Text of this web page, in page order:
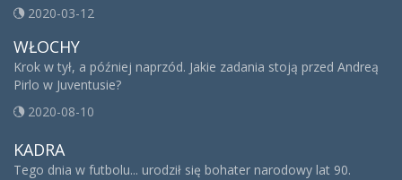
2020-03-12
WŁOCHY
Krok w tył, a później naprzód. Jakie zadania stoją przed Andreą
Pirlo w Juventusie?
2020-08-10
KADRA
Tego dnia w futbolu... urodził się bohater narodowy lat 90.